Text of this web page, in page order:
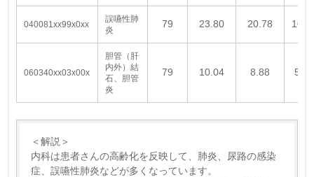
040081xx99x0xx
誤嚥性肺
炎
79 23.80 20.78
060340xx03x00x
胆管（肝
内外）結
石、胆管
炎
79 10.04 8.88 5.06
＜解説＞
内科は患者さんの高齢化を反映して、肺炎、尿路の感染
症、誤嚥性肺炎などが多くなっています。